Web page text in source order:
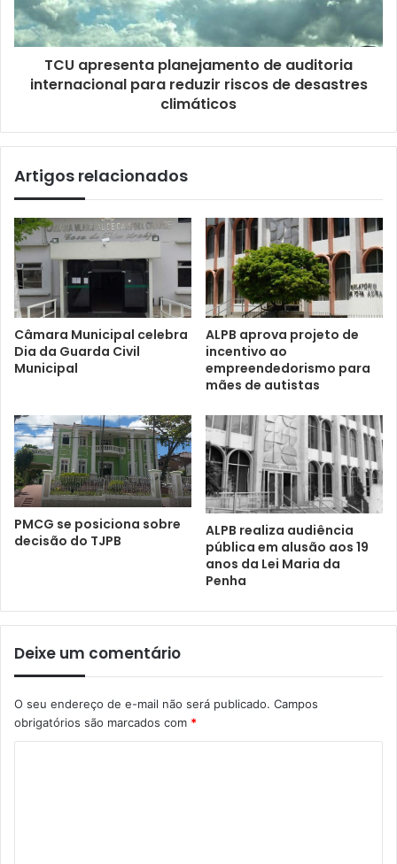
TCU apresenta planejamento de auditoria
internacional para reduzir riscos de desastres
climáticos
Artigos relacionados
Câmara Municipal celebra
Dia da Guarda Civil
Municipal
ALPB aprova projeto de
incentivo ao
empreendedorismo para
mães de autistas
PMCG se posiciona sobre
decisão do TJPB
ALPB realiza audiência
pública em alusão aos 19
anos da Lei Maria da
Penha
Deixe um comentário
O seu endereço de e-mail não será publicado. Campos
obrigatórios são marcados com *